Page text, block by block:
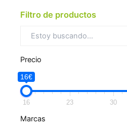
Filtro de productos
Precio
16€
16 23 30
Marcas